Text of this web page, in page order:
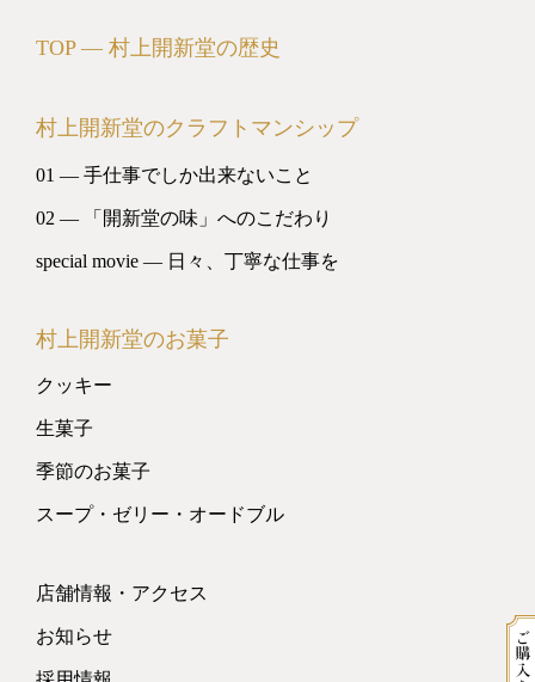
TOP ― 村上開新堂の歴史
村上開新堂のクラフトマンシップ
01 ― 手仕事でしか出来ないこと
02 ― 「開新堂の味」へのこだわり
special movie ― 日々、丁寧な仕事を
村上開新堂のお菓子
クッキー
生菓子
季節のお菓子
スープ・ゼリー・オードブル
店舗情報・アクセス
お知らせ